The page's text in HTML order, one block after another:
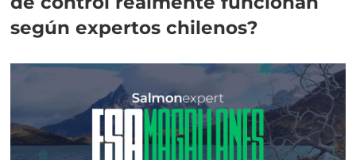
según expertos chilenos?